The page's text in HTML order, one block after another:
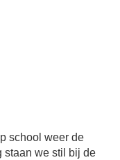
school weer de
staan we stil bij de